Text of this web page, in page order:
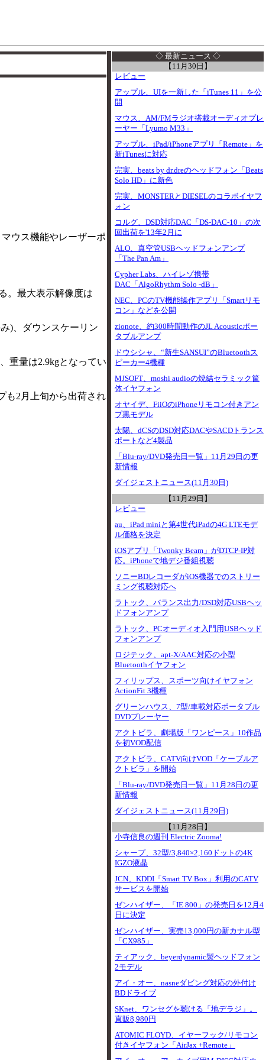
ウス機能やレーザーポ
。最大表示解像度は
)、ダウンスケーリン
重量は2.9kgとなってい
も2月上旬から出荷され
◇ 最新ニュース ◇
【11月30日】
レビュー
アップル、UIを一新した「iTunes 11」を公
開
マウス、AM/FMラジオ搭載オーディオプレ
ーヤー「Lyumo M33」
アップル、iPad/iPhoneアプリ「Remote」を
新iTunesに対応
完実、beats by dr.dreのヘッドフォン「Beats
Solo HD」に新色
完実、MONSTERとDIESELのコラボイヤフ
ォン
コルグ、DSD対応DAC「DS-DAC-10」の次
回出荷を'13年2月に
ALO、真空管USBヘッドフォンアンプ
「The Pan Am」
Cypher Labs、ハイレゾ携帯
DAC「AlgoRhythm Solo -dB」
NEC、PCのTV機能操作アプリ「Smartリモ
コン」などを公開
zionote、約300時間動作のJL Acousticポー
タブルアンプ
ドウシシャ、“新生SANSUI”のBluetoothス
ピーカー4機種
MJSOFT、moshi audioの焼結セラミック筐
体イヤフォン
オヤイデ、FiiOのiPhoneリモコン付きアン
プ黒モデル
太陽、dCSのDSD対応DACやSACDトランス
ポートなど4製品
「Blu-ray/DVD発売日一覧」11月29日の更
新情報
ダイジェストニュース(11月30日)
【11月29日】
レビュー
au、iPad miniと第4世代iPadの4G LTEモデ
ル価格を決定
iOSアプリ「Twonky Beam」がDTCP-IP対
応。iPhoneで地デジ番組視聴
ソニーBDレコーダがiOS機器でのストリー
ミング視聴対応へ
ラトック、バランス出力/DSD対応USBヘッ
ドフォンアンプ
ラトック、PCオーディオ入門用USBヘッド
フォンアンプ
ロジテック、apt-X/AAC対応の小型
Bluetoothイヤフォン
フィリップス、スポーツ向けイヤフォン
ActionFit 3機種
グリーンハウス、7型/車載対応ポータブル
DVDプレーヤー
アクトビラ、劇場版「ワンピース」10作品
を初VOD配信
アクトビラ、CATV向けVOD「ケーブルア
クトビラ」を開始
「Blu-ray/DVD発売日一覧」11月28日の更
新情報
ダイジェストニュース(11月29日)
【11月28日】
小寺信良の週刊 Electric Zooma!
シャープ、32型/3,840×2,160ドットの4K
IGZO液晶
JCN、KDDI「Smart TV Box」利用のCATV
サービスを開始
ゼンハイザー、「IE 800」の発売日を12月4
日に決定
ゼンハイザー、実売13,000円の新カナル型
「CX985」
ティアック、beyerdynamic製ヘッドフォン
2モデル
アイ・オー、nasneダビング対応の外付け
BDドライブ
SKnet、ワンセグを聴ける「地デラジ」。
直販8,980円
ATOMIC FLOYD、イヤーフック/リモコン
付きイヤフォン「AirJax +Remote」